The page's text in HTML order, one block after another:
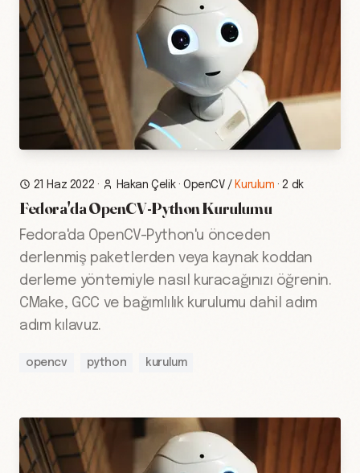
21 Haz 2022 · Hakan Çelik·OpenCV / Kurulum ·2 dk
Fedora'da OpenCV-Python Kurulumu
Fedora'da OpenCV-Python'u önceden
derlenmiş paketlerden veya kaynak koddan
derleme yöntemiyle nasıl kuracağınızı öğrenin.
CMake, GCC ve bağımlılık kurulumu dahil adım
adım kılavuz.
opencv python kurulum